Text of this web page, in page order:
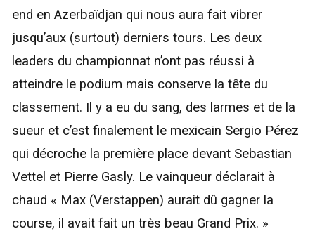
end en Azerbaïdjan qui nous aura fait vibrer
jusqu’aux (surtout) derniers tours. Les deux
leaders du championnat n’ont pas réussi à
atteindre le podium mais conserve la tête du
classement. Il y a eu du sang, des larmes et de la
sueur et c’est finalement le mexicain Sergio Pérez
qui décroche la première place devant Sebastian
Vettel et Pierre Gasly. Le vainqueur déclarait à
chaud « Max (Verstappen) aurait dû gagner la
course, il avait fait un très beau Grand Prix. »